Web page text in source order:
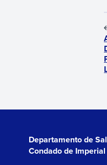
Departamento de
Condado de Imperial